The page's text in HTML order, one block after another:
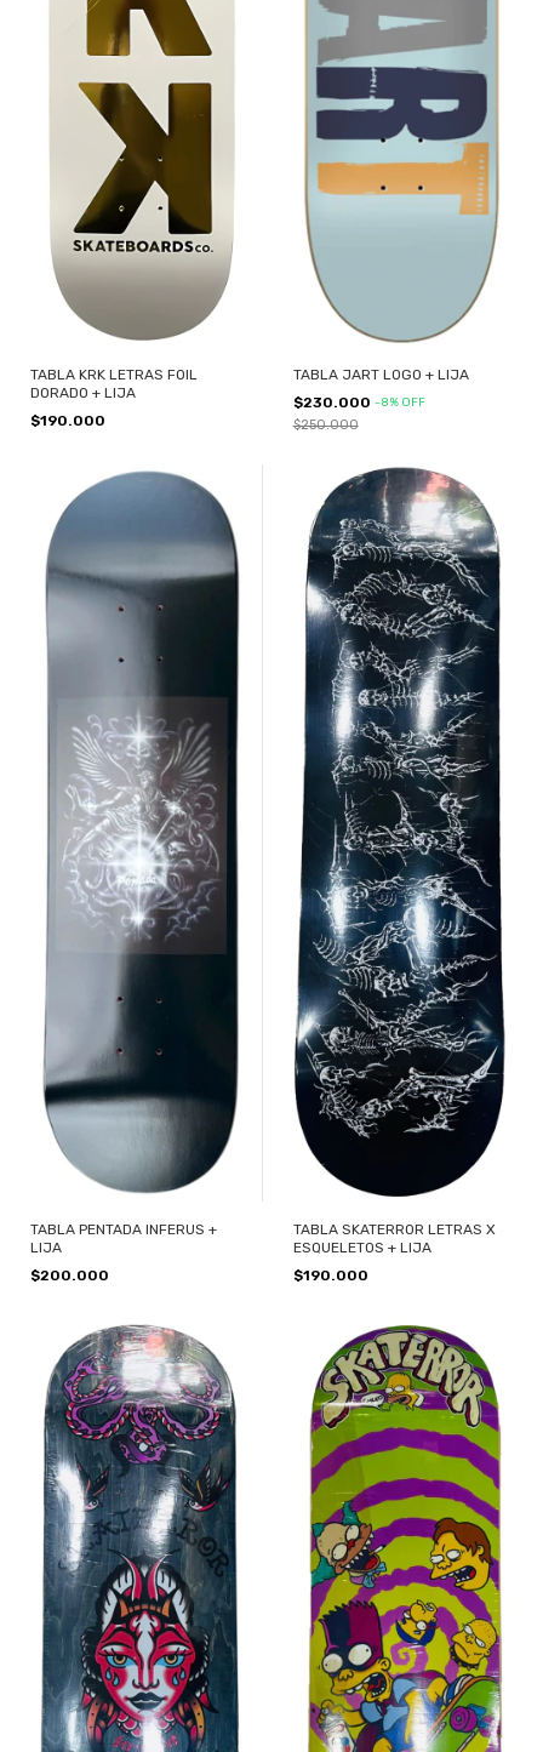
TABLA KRK LETRAS FOIL
DORADO + LIJA
$190.000
TABLA JART LOGO + LIJA
$230.000 -8% OFF
$250.000
TABLA PENTADA INFERUS +
LIJA
$200.000
TABLA SKATERROR LETRAS X
ESQUELETOS + LIJA
$190.000